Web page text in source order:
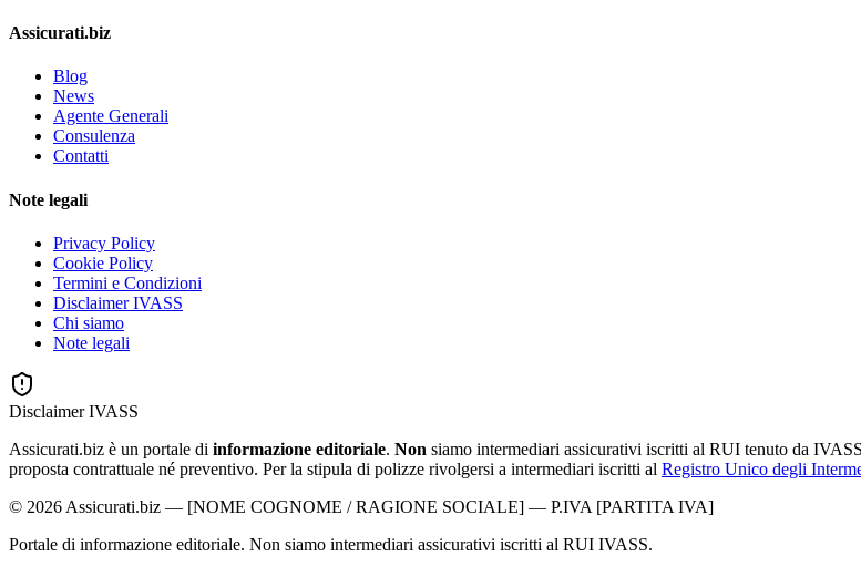
Assicurati.biz
Blog
News
Agente Generali
Consulenza
Contatti
Note legali
Privacy Policy
Cookie Policy
Termini e Condizioni
Disclaimer IVASS
Chi siamo
Note legali
Disclaimer IVASS
Assicurati.biz è un portale di informazione editoriale. Non siamo intermediari assicurativi iscritti al RUI tenuto da
proposta contrattuale né preventivo. Per la stipula di polizze rivolgersi a intermediari iscritti al Registro Unico degli
© 2026 Assicurati.biz — [NOME COGNOME / RAGIONE SOCIALE] — P.IVA [PARTITA IVA]
Portale di informazione editoriale. Non siamo intermediari assicurativi iscritti al RUI IVASS.